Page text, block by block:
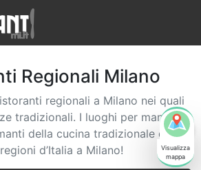
Regionali Milano
regionali a Milano nei quali
tradizionali. I luoghi per mangiare
della cucina tradizionale delle
d’Italia a Milano!